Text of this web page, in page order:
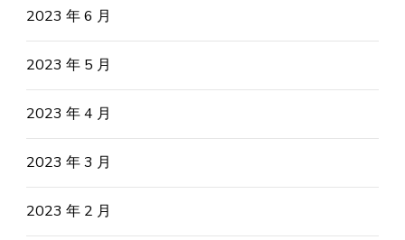
2023 年 6 月
2023 年 5 月
2023 年 4 月
2023 年 3 月
2023 年 2 月